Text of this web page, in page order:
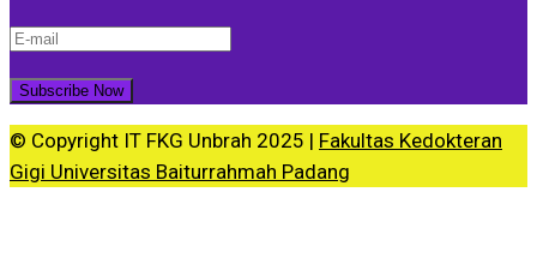
© Copyright IT FKG Unbrah 2025 | Fakultas Kedokteran
Gigi Universitas Baiturrahmah Padang